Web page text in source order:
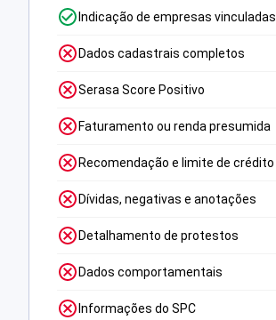
Indicação de empresas vinculadas
Dados cadastrais completos
Serasa Score Positivo
Faturamento ou renda presumida
Recomendação e limite de crédito
Dívidas, negativas e anotações
Detalhamento de protestos
Dados comportamentais
Informações do SPC